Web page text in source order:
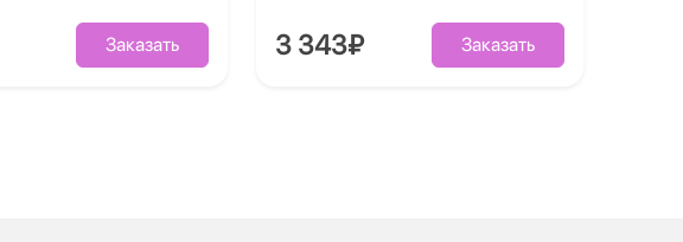
Заказать 3 343₽ Заказать